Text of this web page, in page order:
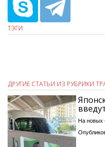
ТЭГИ
ДРУГИЕ СТАТЬИ ИЗ РУБРИКИ
На новых